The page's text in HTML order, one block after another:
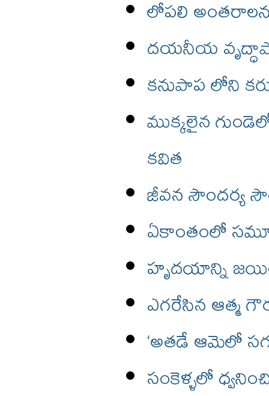
లోపలి
దయనీయ
కనుపాప లోని
ముక్కలైన
కవిత
జీవన సౌందర్య
ఏకాంతంలో
హృదయాన్ని
ఎగరేసిన ఆత్మ
‘అతడే ఆమెలో
సంకెళ్ళలో